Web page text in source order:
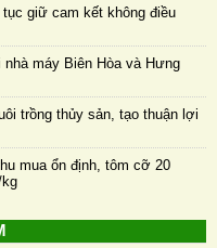
giữ cam kết không điều
máy Biên Hòa và Hưng
trồng thủy sản, tạo thuận lợi
mua ổn định, tôm cỡ 20